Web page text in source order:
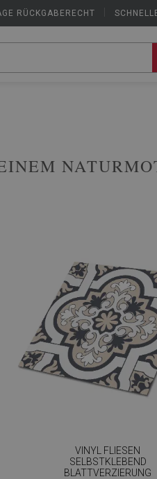
RÜCKGABERECHT
VINYL FLIESEN
SELBSTKLEBEND
BLATTVERZIERUNG